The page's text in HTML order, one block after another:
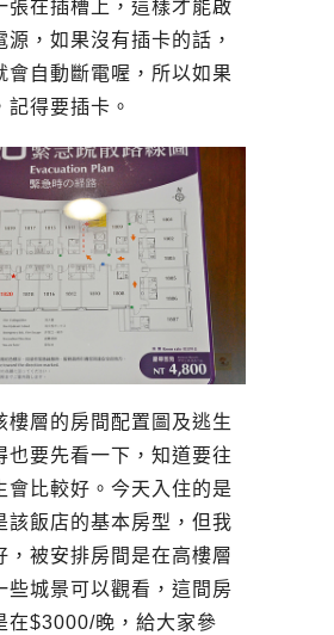
張在插槽上，這樣才能啟
源，如果沒有插卡的話，
會自動斷電喔，所以如果
記得要插卡。
樓層的房間配置圖及逃生
也要先看一下，知道要往
會比較好。今天入住的是
該飯店的基本房型，但我
，被安排房間是在高樓層
些城景可以觀看，這間房
在$3000/晚，給大家參